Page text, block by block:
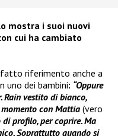
mostra i suoi nuovi
cui ha cambiato
riferimento anche a
uno dei bambini: “Oppure
Rain vestito di bianco,
con Mattia (vero
di profilo, per coprire. Ma
Soprattutto quando si